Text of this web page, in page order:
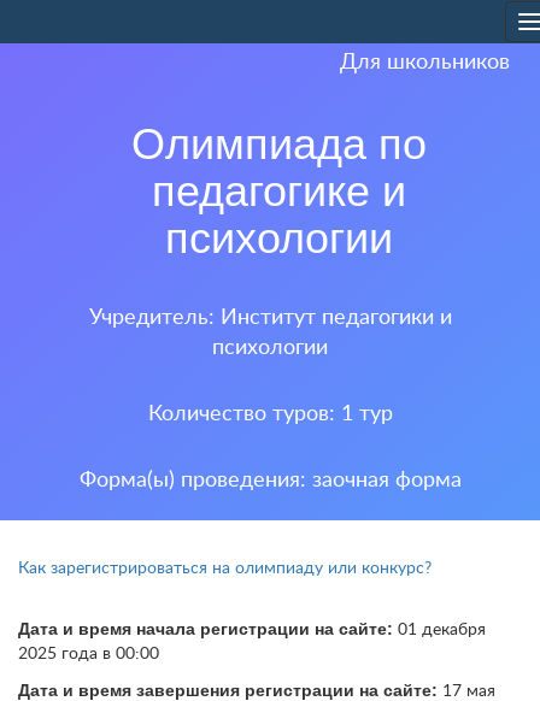
Для школьников
Олимпиада по
педагогике и
психологии
Учредитель: Институт педагогики и
психологии
Количество туров: 1 тур
Форма(ы) проведения: заочная форма
Как зарегистрироваться на олимпиаду или конкурс?
Дата и время начала регистрации на сайте: 01 декабря
2025 года в 00:00
Дата и время завершения регистрации на сайте: 17 мая